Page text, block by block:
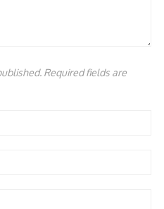
Required fields are